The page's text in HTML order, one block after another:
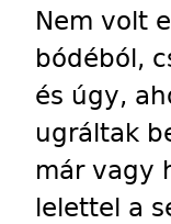
Nem volt
bódéból,
és úgy,
ugráltak
már vagy
lelettel a